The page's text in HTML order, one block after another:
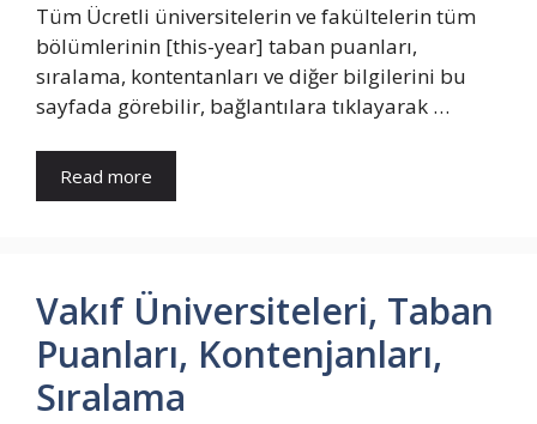
Tüm Ücretli üniversitelerin ve fakültelerin tüm
bölümlerinin [this-year] taban puanları,
sıralama, kontentanları ve diğer bilgilerini bu
sayfada görebilir, bağlantılara tıklayarak …
Read more
Vakıf Üniversiteleri, Taban
Puanları, Kontenjanları,
Sıralama